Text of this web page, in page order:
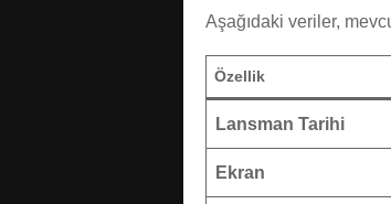
Aşağıdaki veriler,
Özellik
Lansman Tarihi
Ekran